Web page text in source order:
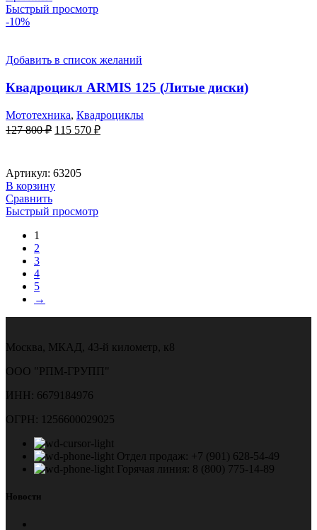
Быстрый просмотр
-10%
Добавить в список желаний
Квадроцикл ARMIS 125 (Литые диски)
Мототехника, Квадроциклы
127 800₽ Первоначальная
800 ₽.
115 570 ₽Текущая
Артикул: 63205
В корзину
Сравнить
Быстрый просмотр
1
2
3
4
5
→
Москва, МКАД, 43-й километр, к8
ООО "РПМ-ГРУПП"
ИНН: 6679184976
ОГРН: 1256600029025
Отдел продаж: +7 (901) 628-54-49
Горячая линия: 8 (800) 775-14-89
Новости